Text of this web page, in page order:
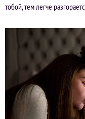
тобой, тем легче